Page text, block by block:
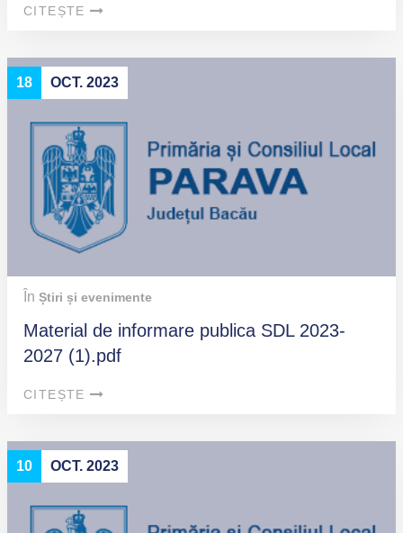
CITEȘTE
18 OCT. 2023
În Știri și evenimente
Material de informare publica SDL 2023-
2027 (1).pdf
CITEȘTE
10 OCT. 2023